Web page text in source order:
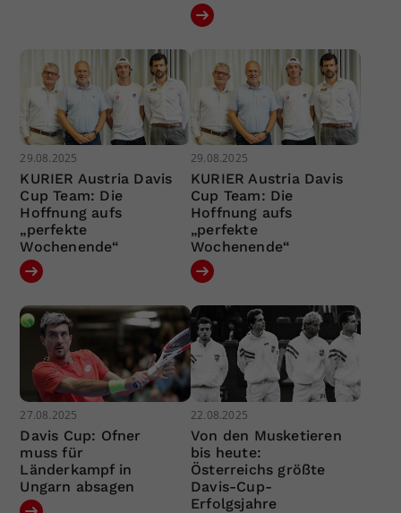
29.08.2025
KURIER Austria Davis
Cup Team: Die
Hoffnung aufs
„perfekte
Wochenende“
29.08.2025
KURIER Austria Davis
Cup Team: Die
Hoffnung aufs
„perfekte
Wochenende“
27.08.2025
Davis Cup: Ofner
muss für
Länderkampf in
Ungarn absagen
22.08.2025
Von den Musketieren
bis heute:
Österreichs größte
Davis-Cup-
Erfolgsjahre